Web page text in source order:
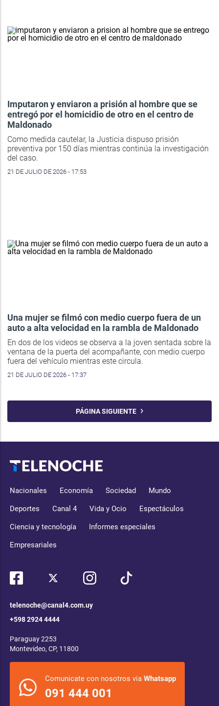
Imputaron y enviaron a prisión al hombre que se
entregó por el homicidio de otro en el centro de
Maldonado
Como medida cautelar, la Justicia dispuso prisión
preventiva por 150 días mientras continúa la investigación
del caso.
21 DE JULIO DE 2026 - 17:53
Una mujer se filmó con medio cuerpo fuera de un
auto a alta velocidad en la rambla de Maldonado
En dos de los videos se observa a la joven sentada sobre la
ventana de la puerta del acompañante, con medio cuerpo
fuera del vehículo mientras este circula.
21 DE JULIO DE 2026 - 17:37
PÁGINA SIGUIENTE
Nacionales Economía Sociedad Mundo
Deportes Canal 4 Vida y Ocio Espectáculos
Ciencia y tecnología Informes especiales
Empresariales
telenoche@canal4.com.uy
+598 2924 4444
Paraguay 2253
Montevideo, CP, 11800
Comunicate con nosotros via Whatsapp
091 444 001